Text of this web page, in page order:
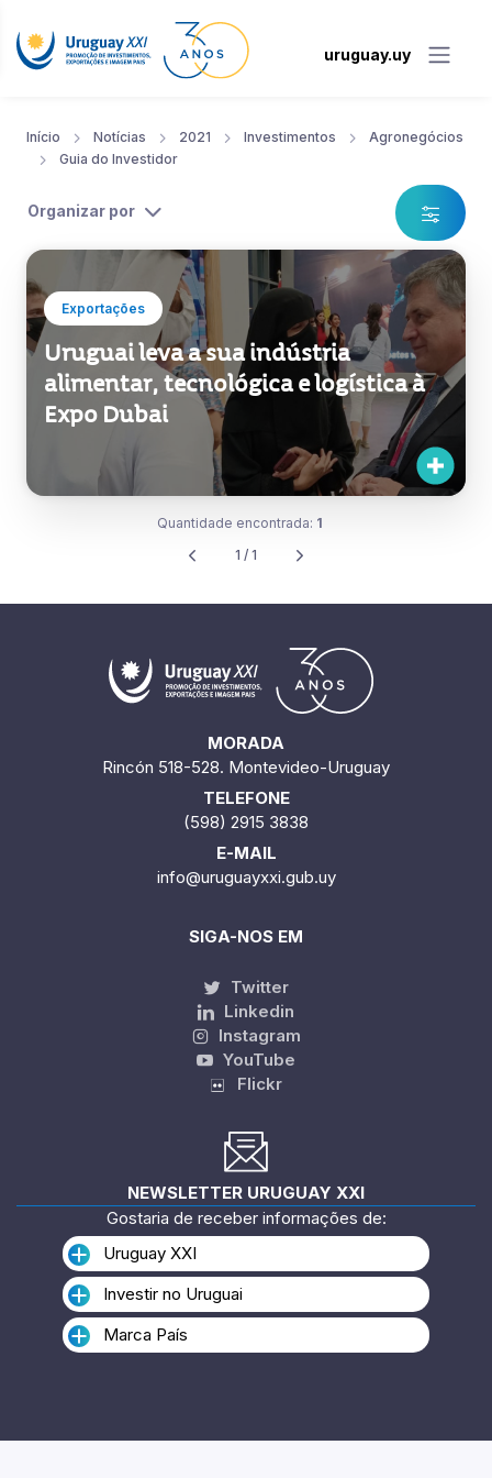
uruguay.uy
Início Notícias 2021 Investimentos
Agronegócios
Guia do Investidor
Organizar por
Exportações
Uruguai leva a sua indústria
alimentar, tecnológica e logística à
Expo Dubai
Quantidade encontrada: 1
1 / 1
MORADA
Rincón 518-528. Montevideo-Uruguay
TELEFONE
(598) 2915 3838
E-MAIL
info@uruguayxxi.gub.uy
SIGA-NOS EM
Twitter
Linkedin
Instagram
YouTube
Flickr
NEWSLETTER URUGUAY XXI
Gostaria de receber informações de:
Uruguay XXI
Investir no Uruguai
Marca País